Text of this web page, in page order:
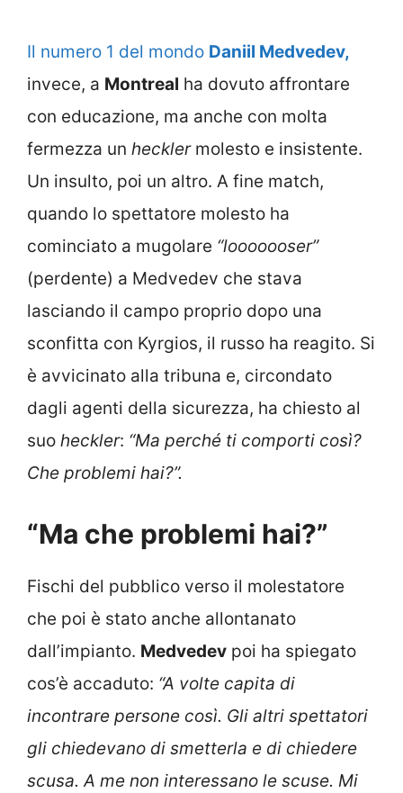
Il numero 1 del mondo Daniil Medvedev,
invece, a Montreal ha dovuto affrontare
con educazione, ma anche con molta
fermezza un hecklermolesto e insistente.
Un insulto, poi un altro. A fine match,
quando lo spettatore molesto ha
cominciato a mugolare “looooooser”
(perdente) a Medvedev che stava
lasciando il campo proprio dopo una
sconfitta con Kyrgios, il russo ha reagito. Si
è avvicinato alla tribuna e, circondato
dagli agenti della sicurezza, ha chiesto al
suo heckler: “Ma perché ti comporti così?
Che problemi hai?”.
“Ma che problemi hai?”
Fischi del pubblico verso il molestatore
che poi è stato anche allontanato
dall’impianto. Medvedev poi ha spiegato
cos’è accaduto: “A volte capita di
incontrare persone così. Gli altri spettatori
gli chiedevano di smetterla e di chiedere
scusa. A me non interessano le scuse. Mi